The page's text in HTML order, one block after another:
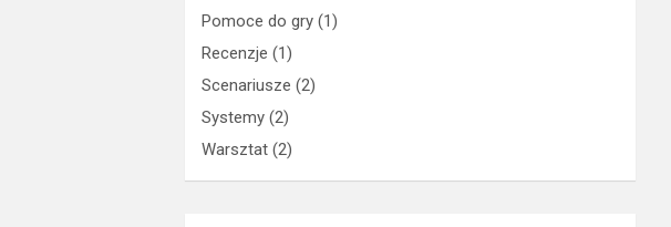
Pomoce do gry (1)
Recenzje (1)
Scenariusze (2)
Systemy (2)
Warsztat (2)